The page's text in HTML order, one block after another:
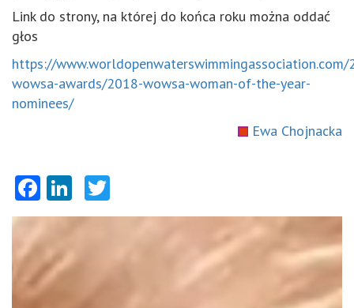
Link do strony, na której do końca roku można oddać
głos
https://www.worldopenwaterswimmingassociation.com/
wowsa-awards/2018-wowsa-woman-of-the-year-
nominees/
Ewa Chojnacka
Facebook
LinkedIn